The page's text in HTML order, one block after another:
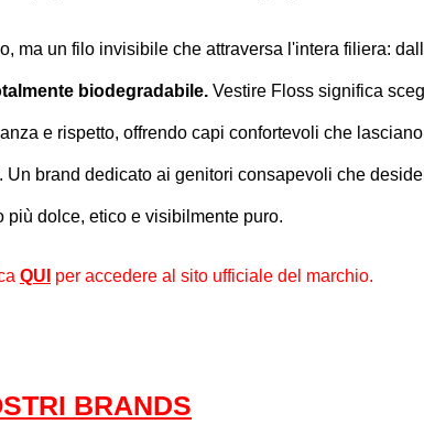
ma un filo invisibile che attraversa l'intera filiera:
biodegradabile.Vestire Floss significa
e rispetto, offrendo capi confortevoli che
brand dedicato ai genitori consapevoli che
più dolce, etico e visibilmente puro.
QUI per accedere al sito ufficiale del marchio.
BRANDS